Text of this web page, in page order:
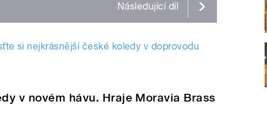
Následující díl
si nejkrásnější české koledy v doprovodu
v novém hávu. Hraje Moravia Brass